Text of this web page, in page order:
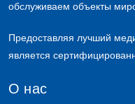
обслуживаем объекты
Предоставляя лучший
является
О нас